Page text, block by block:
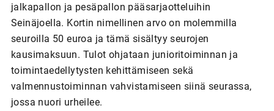
jalkapallon ja pesäpallon pääsarjaotteluihin
Seinäjoella. Kortin nimellinen arvo on molemmilla
seuroilla 50 euroa ja tämä sisältyy seurojen
kausimaksuun. Tulot ohjataan junioritoiminnan ja
toimintaedellytysten kehittämiseen sekä
valmennustoiminnan vahvistamiseen siinä seurassa,
jossa nuori urheilee.